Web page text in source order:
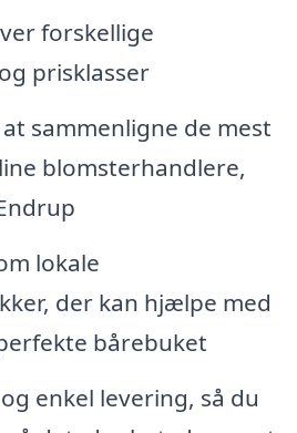
forskellige
prisklasser
sammenligne de mest
blomsterhandlere,
lokale
der kan hjælpe med
bårebuket
enkel levering, så du